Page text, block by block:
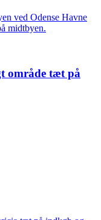
ved Odense Havne
midtbyen.
område tæt på